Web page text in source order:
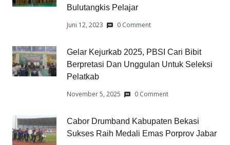
Bulutangkis Pelajar
Juni 12, 2023 0 Comment
Gelar Kejurkab 2025, PBSI Cari Bibit
Berpretasi Dan Unggulan Untuk Seleksi
Pelatkab
November 5, 2025 0 Comment
Cabor Drumband Kabupaten Bekasi
Sukses Raih Medali Emas Porprov Jabar